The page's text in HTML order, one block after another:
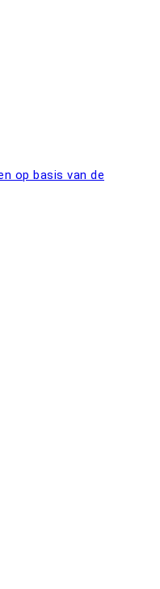
op basis van de